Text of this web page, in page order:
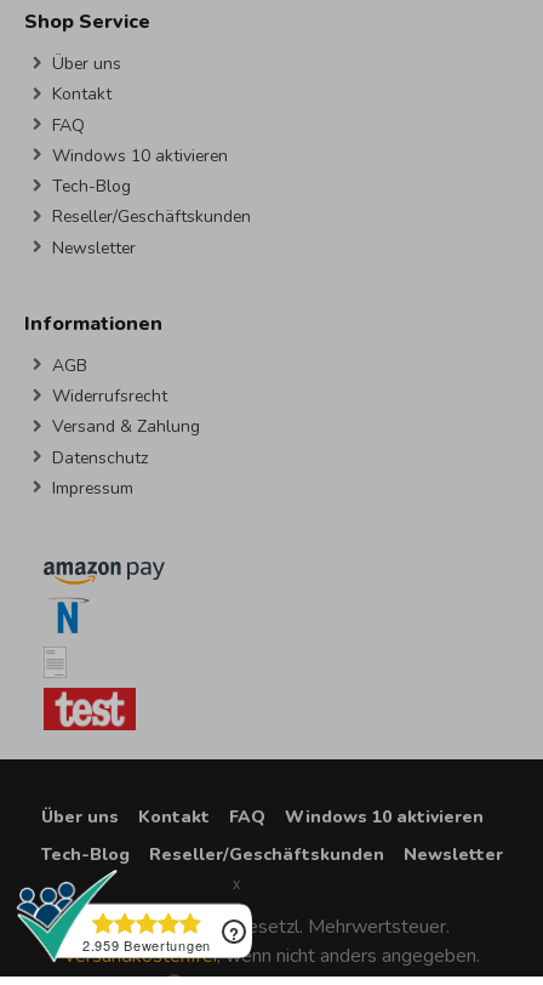
Shop Service
Über uns
Kontakt
FAQ
Windows 10 aktivieren
Tech-Blog
Reseller/Geschäftskunden
Newsletter
Informationen
AGB
Widerrufsrecht
Versand & Zahlung
Datenschutz
Impressum
Über uns Kontakt FAQ
Windows 10 aktivieren
Tech-Blog
Reseller/Geschäftskunden Newsletter
*Alle Preise inkl. gesetzl. Mehrwertsteuer.
Versandkostenfrei, wenn nicht anders angegeben.